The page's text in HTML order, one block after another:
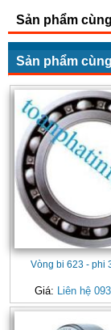
Sản phẩm
Sản phẩm
Vòng bi 623 - phi
Giá: Liên hệ